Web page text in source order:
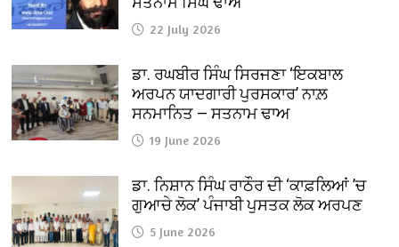
22 July 2026
ਡਾ. ਰਘਬੀਰ ਸਿੰਘ ਸਿਰਜਣਾ ‘ਇਕਬਾਲ
ਅਰਪਨ ਯਾਦਗਾਰੀ ਪੁਰਸਕਾਰ’ ਨਾਲ਼
ਸਨਮਾਨਿਤ — ਸਤਨਾਮ ਢਾਅ
19 June 2026
ਡਾ. ਨਿਸ਼ਾਨ ਸਿੰਘ ਰਾਠੌਰ ਦੀ ‘ਕਾਫ਼ਲਿਆਂ ’ਚ
ਗੁਆਚੇ ਲੋਕ’ ਪੰਜਾਬੀ ਪੁਸਤਕ ਲੋਕ ਅਰਪਣ
5 June 2026